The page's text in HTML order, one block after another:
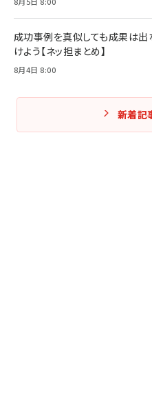
成功事例を真似しても成果は出
けよう【ネッ担まとめ】
8月4日 8:00
新着記